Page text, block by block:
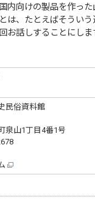
内向けの製品を作った
は、たとえばそういう
お話しすることにしま
民俗資料館
泉山1丁目4番1号